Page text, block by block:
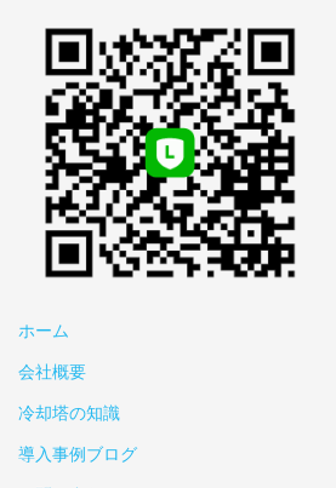
ホーム
会社概要
冷却塔の知識
導入事例ブログ